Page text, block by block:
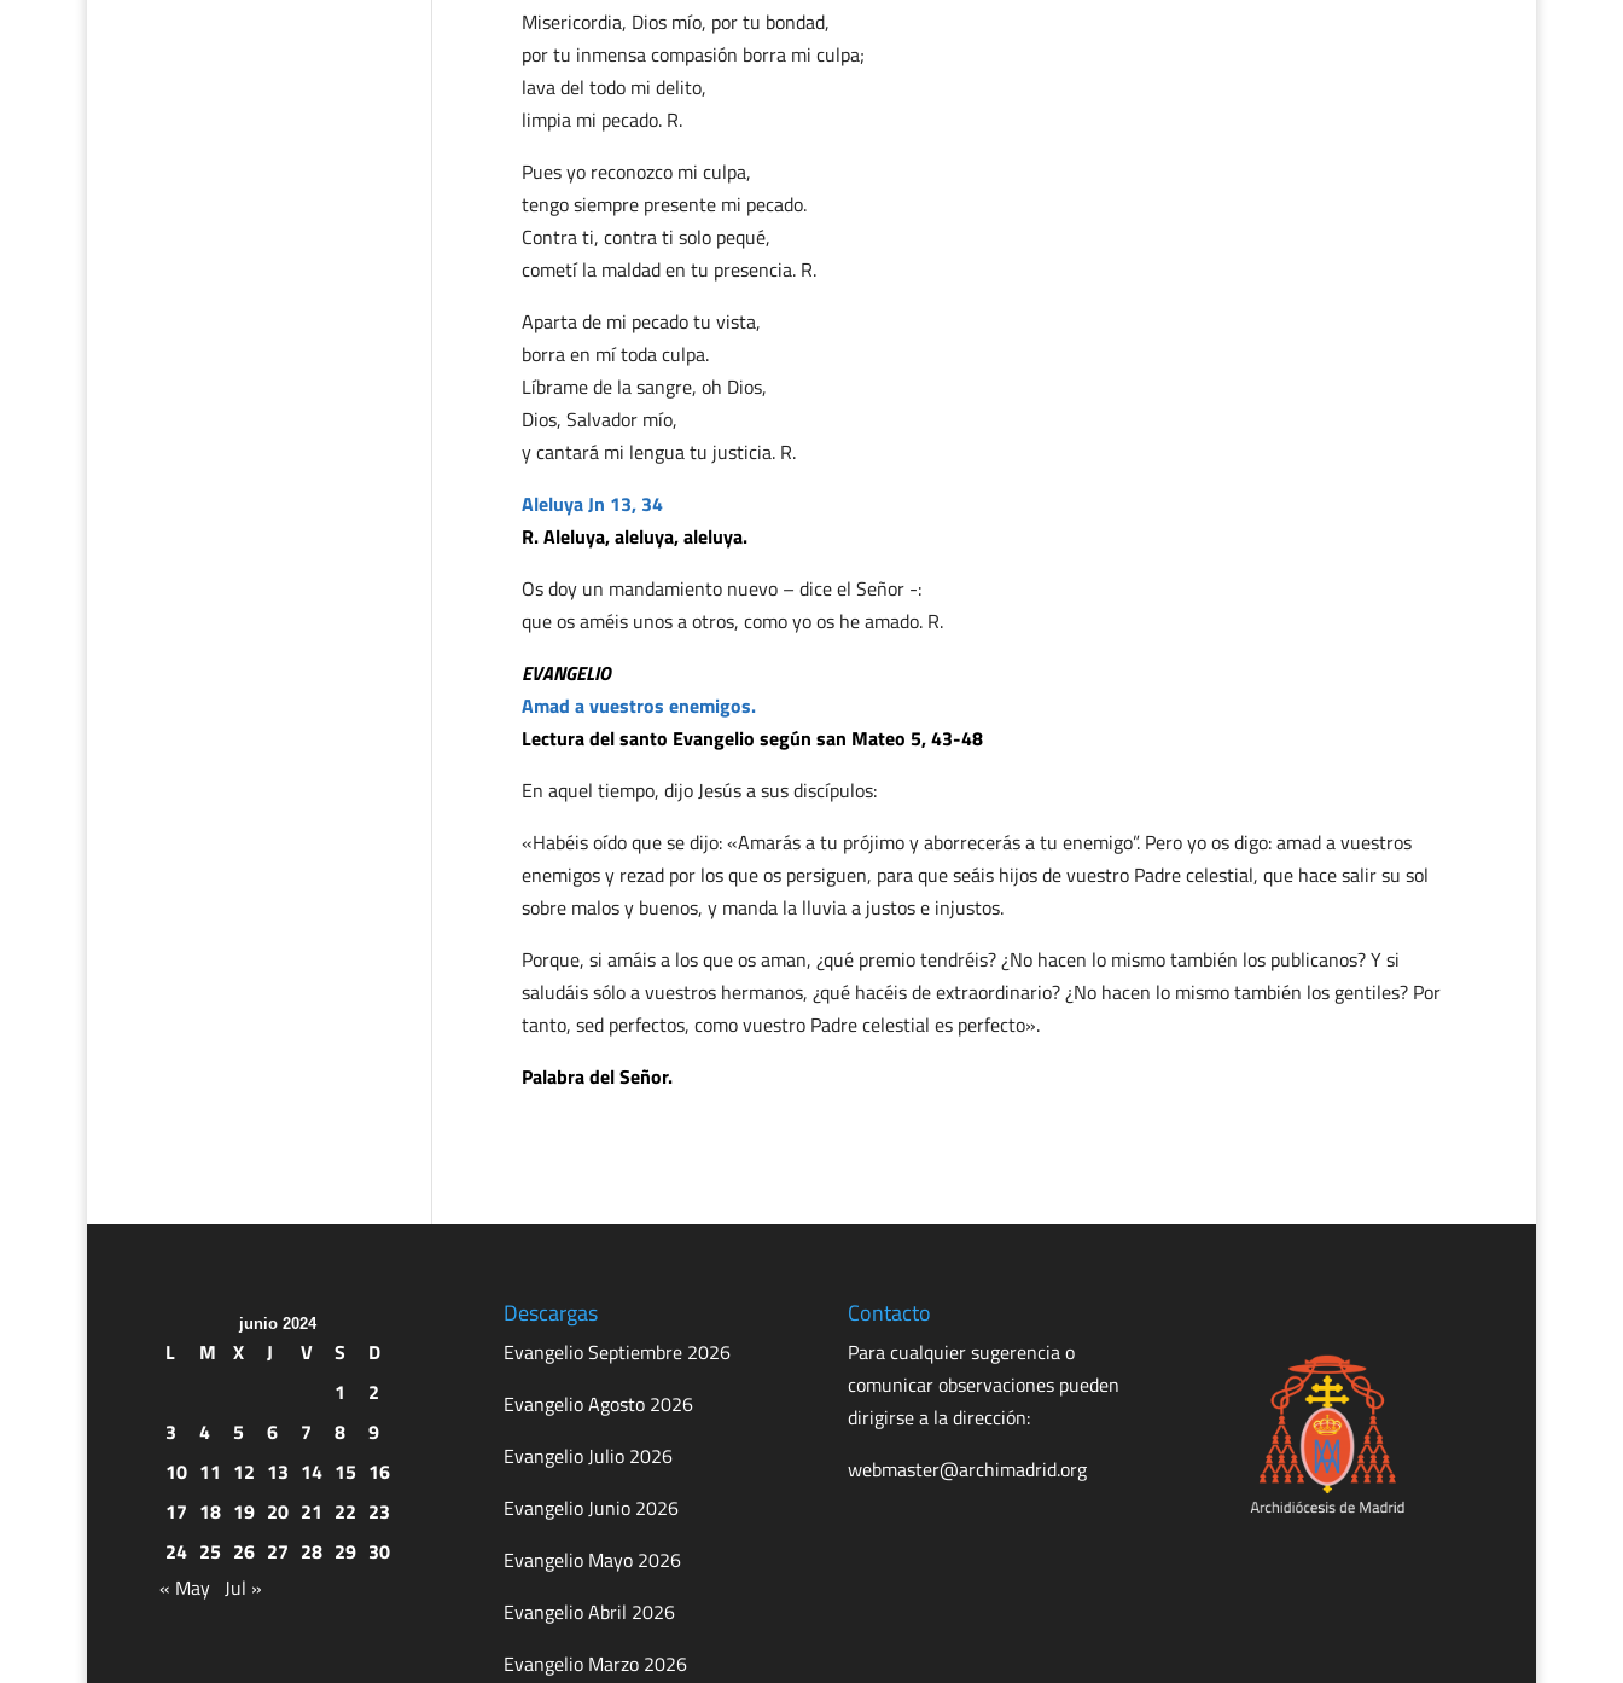
Misericordia, Dios mío, por tu bondad,
por tu inmensa compasión borra mi culpa;
lava del todo mi delito,
limpia mi pecado. R.
Pues yo reconozco mi culpa,
tengo siempre presente mi pecado.
Contra ti, contra ti solo pequé,
cometí la maldad en tu presencia. R.
Aparta de mi pecado tu vista,
borra en mí toda culpa.
Líbrame de la sangre, oh Dios,
Dios, Salvador mío,
y cantará mi lengua tu justicia. R.
Aleluya Jn 13, 34
R. Aleluya, aleluya, aleluya.
Os doy un mandamiento nuevo – dice el Señor -:
que os améis unos a otros, como yo os he amado. R.
EVANGELIO
Amad a vuestros enemigos.
Lectura del santo Evangelio según san Mateo 5, 43-48
En aquel tiempo, dijo Jesús a sus discípulos:
«Habéis oído que se dijo: «Amarás a tu prójimo y aborrecerás a tu enemigo”. Pero yo os digo: amad a vuestros
enemigos y rezad por los que os persiguen, para que seáis hijos de vuestro Padre celestial, que hace salir su sol
sobre malos y buenos, y manda la lluvia a justos e injustos.
Porque, si amáis a los que os aman, ¿qué premio tendréis? ¿No hacen lo mismo también los publicanos? Y si
saludáis sólo a vuestros hermanos, ¿qué hacéis de extraordinario? ¿No hacen lo mismo también los gentiles? Por
tanto, sed perfectos, como vuestro Padre celestial es perfecto».
Palabra del Señor.
junio 2024
L M X J V S
D
1
2
3
4 5 6 7 8
9
10 11 12 13 14 15 16
17 18 19 20 21 22 23
24 25 26 27 28 29 30
« May Jul »
Descargas
Evangelio Septiembre 2026
Evangelio Agosto 2026
Evangelio Julio 2026
Evangelio Junio 2026
Evangelio Mayo 2026
Evangelio Abril 2026
Evangelio Marzo 2026
Contacto
Para cualquier sugerencia o
comunicar observaciones pueden
dirigirse a la dirección:
webmaster@archimadrid.org